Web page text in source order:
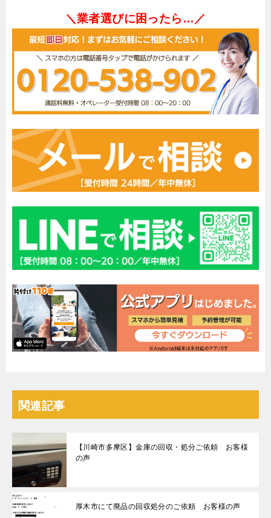
＼業者選びに困ったら…／
関連記事
【川崎市多摩区】金庫の回収・処分ご依頼 お客様
の声
厚木市にて廃品の回収処分のご依頼 お客様の声